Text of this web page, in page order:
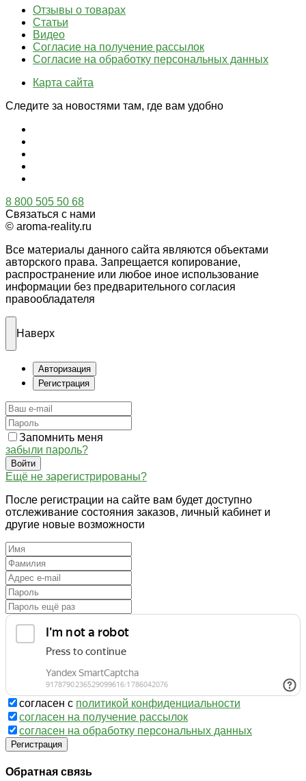
Отзывы о товарах
Статьи
Видео
Согласие на получение рассылок
Согласие на обработку персональных данных
Карта сайта
Следите за новостями там, где вам удобно
8 800 505 50 68
Связаться с нами
© aroma-reality.ru
Все материалы данного сайта являются объектами
авторского права. Запрещается копирование,
распространение или любое иное использование
информации без предварительного согласия
правообладателя
Наверх
Авторизация
Регистрация
Запомнить меня
забыли пароль?
Войти
Ещё не зарегистрированы?
После регистрации на сайте вам будет доступно
отслеживание состояния заказов, личный кабинет и
другие новые возможности
согласен с политикой конфиденциальности
согласен на получение рассылок
согласен на обработку персональных данных
Регистрация
Обратная связь